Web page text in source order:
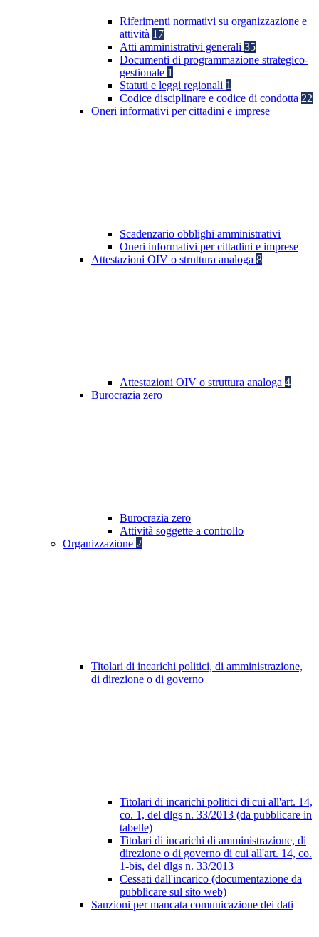
Riferimenti normativi su organizzazione e
attività 17
Atti amministrativi generali 35
Documenti di programmazione strategico-
gestionale 1
Statuti e leggi regionali 1
Codice disciplinare e codice di condotta 22
Oneri informativi per cittadini e imprese
Scadenzario obblighi amministrativi
Oneri informativi per cittadini e imprese
Attestazioni OIV o struttura analoga 8
Attestazioni OIV o struttura analoga 4
Burocrazia zero
Burocrazia zero
Attività soggette a controllo
Organizzazione 2
Titolari di incarichi politici, di amministrazione,
di direzione o di governo
Titolari di incarichi politici di cui all'art. 14,
co. 1, del dlgs n. 33/2013 (da pubblicare in
tabelle)
Titolari di incarichi di amministrazione, di
direzione o di governo di cui all'art. 14, co.
1-bis, del dlgs n. 33/2013
Cessati dall'incarico (documentazione da
pubblicare sul sito web)
Sanzioni per mancata comunicazione dei dati